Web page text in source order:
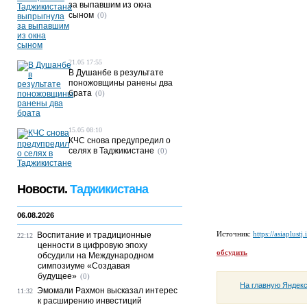
Источник: https://
обсудить
На главную
за выпавшим из окна
сыном (0)
21.05 17:55
В Душанбе в результате
поножовщины ранены два
брата (0)
15.05 08:10
КЧС снова предупредил о
селях в Таджикистане (0)
Новости. Таджикистана
06.08.2026
22:12
Воспитание и традиционные
ценности в цифровую эпоху
обсудили на Международном
симпозиуме «Создавая
будущее» (0)
11:32 Эмомали Рахмон высказал интерес
к расширению инвестиций